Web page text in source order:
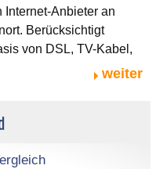
Internet-Anbieter an
Berücksichtigt
von DSL, TV-Kabel,
weiter